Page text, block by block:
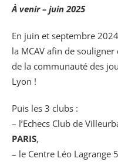
À venir – juin 2025
En juin et septembre
la MCAV afin de
de la communauté des
Lyon !
Puis les 3 clubs :
– l’Echecs Club de
PARIS,
– le Centre Léo Lagrange